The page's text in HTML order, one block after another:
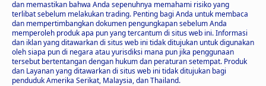
dan memastikan bahwa Anda sepenuhnya memahami risiko yang
terlibat sebelum melakukan trading. Penting bagi Anda untuk membaca
dan mempertimbangkan dokumen pengungkapan sebelum Anda
memperoleh produk apa pun yang tercantum di situs web ini. Informasi
dan iklan yang ditawarkan di situs web ini tidak ditujukan untuk digunakan
oleh siapa pun di negara atau yurisdiksi mana pun jika penggunaan
tersebut bertentangan dengan hukum dan peraturan setempat. Produk
dan Layanan yang ditawarkan di situs web ini tidak ditujukan bagi
penduduk Amerika Serikat, Malaysia, dan Thailand.